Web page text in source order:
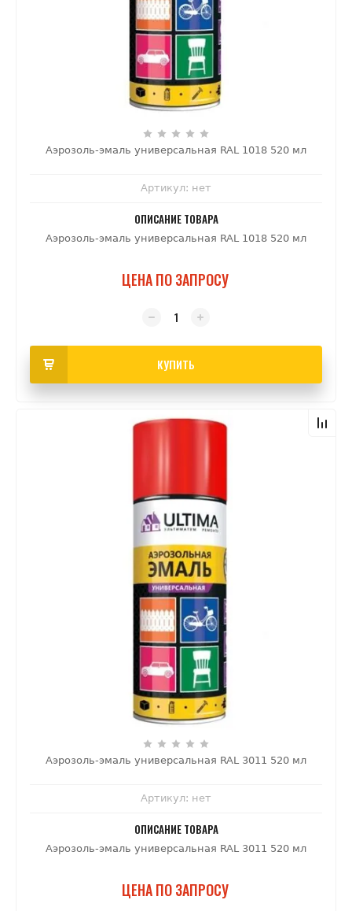
Аэрозоль-эмаль универсальная RAL 1018 520 мл
Артикул: нет
ОПИСАНИЕ ТОВАРА
Аэрозоль-эмаль универсальная RAL 1018 520 мл
ЦЕНА ПО ЗАПРОСУ
КУПИТЬ
Аэрозоль-эмаль универсальная RAL 3011 520 мл
Артикул: нет
ОПИСАНИЕ ТОВАРА
Аэрозоль-эмаль универсальная RAL 3011 520 мл
ЦЕНА ПО ЗАПРОСУ